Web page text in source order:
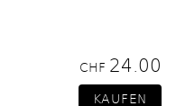
CHF 24.00